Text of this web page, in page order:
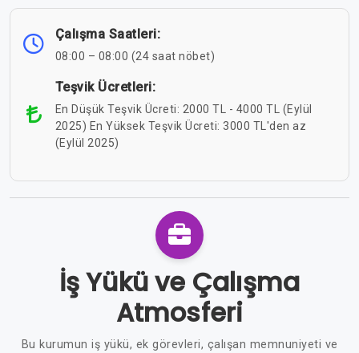
Çalışma Saatleri:
08:00 – 08:00 (24 saat nöbet)
Teşvik Ücretleri:
En Düşük Teşvik Ücreti: 2000 TL - 4000 TL (Eylül
2025) En Yüksek Teşvik Ücreti: 3000 TL'den az
(Eylül 2025)
İş Yükü ve Çalışma
Atmosferi
Bu kurumun iş yükü, ek görevleri, çalışan memnuniyeti ve